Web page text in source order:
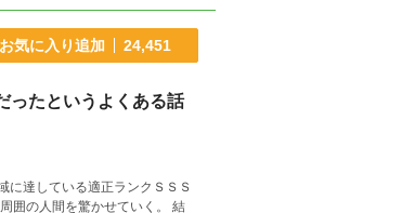
お気に入り追加 24,451
ったというよくある話
に達している適正ランクＳＳＳ
囲の人間を驚かせていく。 結